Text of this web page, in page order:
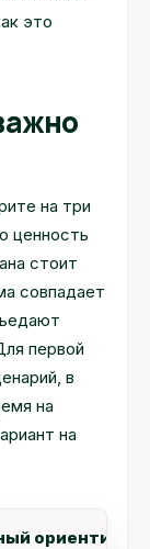
это
на три
ценность
стоит
совпадает
первой
в
на
на
ориентир